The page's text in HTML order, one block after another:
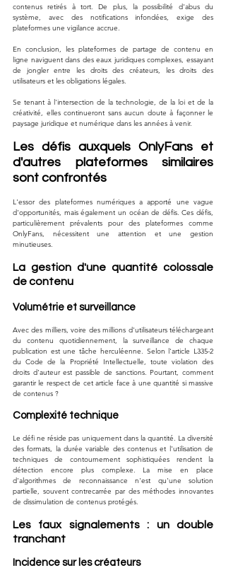
contenus retirés à tort. De plus, la possibilité d'abus du
système, avec des notifications infondées, exige des
plateformes une vigilance accrue.
En conclusion, les plateformes de partage de contenu en
ligne naviguent dans des eaux juridiques complexes, essayant
de jongler entre les droits des créateurs, les droits des
utilisateurs et les obligations légales.
Se tenant à l'intersection de la technologie, de la loi et de la
créativité, elles continueront sans aucun doute à façonner le
paysage juridique et numérique dans les années à venir.
Les défis auxquels OnlyFans et
d'autres plateformes similaires
sont confrontés
L'essor des plateformes numériques a apporté une vague
d'opportunités, mais également un océan de défis. Ces défis,
particulièrement prévalents pour des plateformes comme
OnlyFans, nécessitent une attention et une gestion
minutieuses.
La gestion d'une quantité colossale
de contenu
Volumétrie et surveillance
Avec des milliers, voire des millions d'utilisateurs téléchargeant
du contenu quotidiennement, la surveillance de chaque
publication est une tâche herculéenne. Selon l'article L335-2
du Code de la Propriété Intellectuelle, toute violation des
droits d'auteur est passible de sanctions. Pourtant, comment
garantir le respect de cet article face à une quantité si massive
de contenus ?
Complexité technique
Le défi ne réside pas uniquement dans la quantité. La diversité
des formats, la durée variable des contenus et l'utilisation de
techniques de contournement sophistiquées rendent la
détection encore plus complexe. La mise en place
d'algorithmes de reconnaissance n'est qu'une solution
partielle, souvent contrecarrée par des méthodes innovantes
de dissimulation de contenus protégés.
Les faux signalements : un double
tranchant
Incidence sur les créateurs